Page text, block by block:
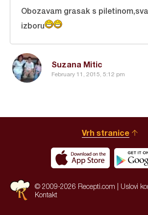
Suzana Mitic
February 11, 2015, 5:12 pm
Obozavam grasak s
izboru
Vrh stranice
© 2009-2026 Recepti.com | Uslovi
Kontakt